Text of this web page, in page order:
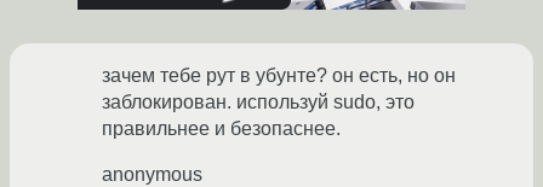
зачем тебе рут в убунте? он есть, но он
заблокирован. используй sudo, это
правильнее и безопаснее.
anonymous